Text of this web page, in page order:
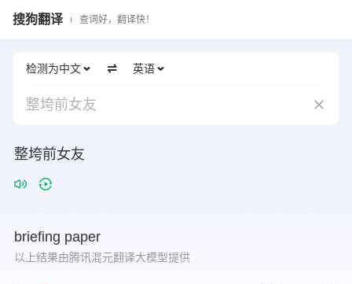
搜狗翻译 查词好，翻译快！
检测为中文 英语
整垮前女友
整垮前女友
briefing paper
以上结果由腾讯混元翻译大模型提供